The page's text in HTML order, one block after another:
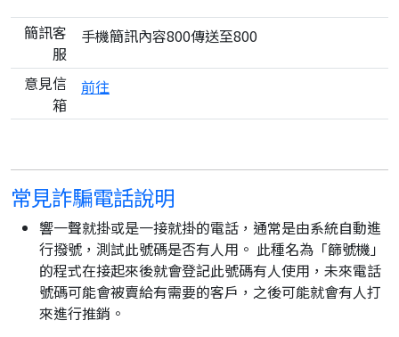
簡訊客
服
手機簡訊內容800傳送至800
意見信
箱
前往
常見詐騙電話說明
響一聲就掛或是一接就掛的電話，通常是由系統自動進
行撥號，測試此號碼是否有人用。 此種名為「篩號機」
的程式在接起來後就會登記此號碼有人使用，未來電話
號碼可能會被賣給有需要的客戶，之後可能就會有人打
來進行推銷。